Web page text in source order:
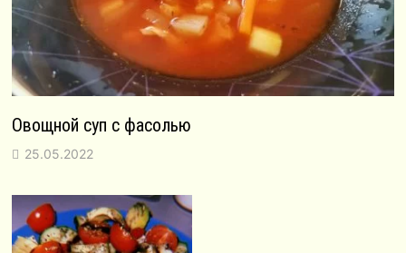
Овощной суп с фасолью
25.05.2022